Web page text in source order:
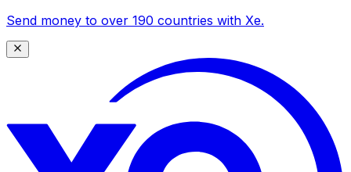
Send money to over 190 countries with Xe.